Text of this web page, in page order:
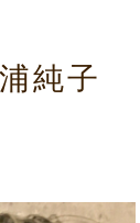
純子